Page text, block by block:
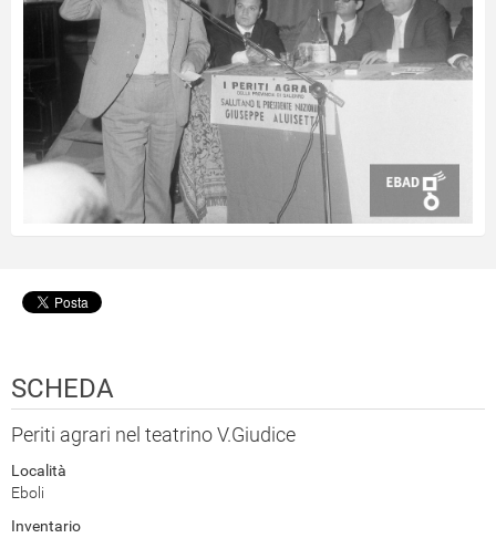
SCHEDA
Periti agrari nel teatrino V.Giudice
Località
Eboli
Inventario